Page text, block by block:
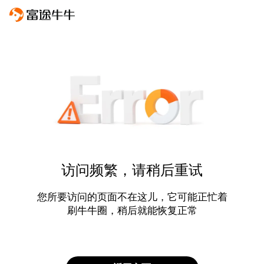
访问频繁，请稍后重试
您所要访问的页面不在这儿，它可能正忙着
刷牛牛圈，稍后就能恢复正常